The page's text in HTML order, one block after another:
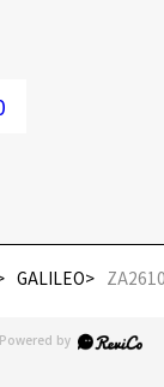
GALILEO